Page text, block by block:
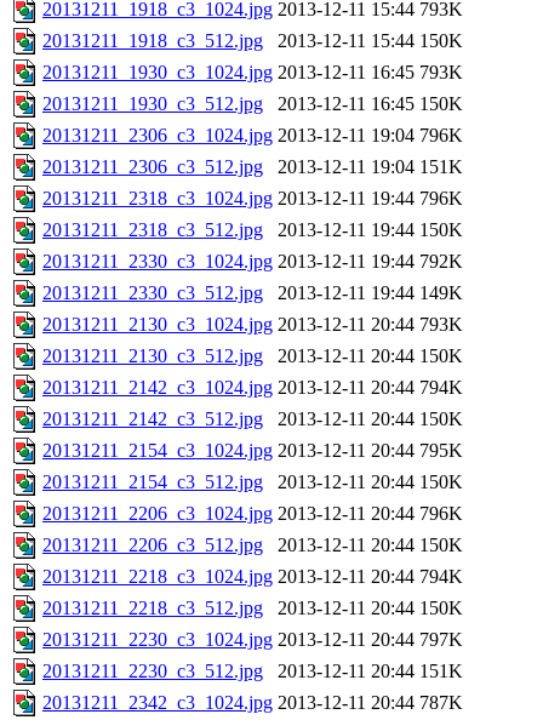
20131211_1918_c3_1024.jpg 2013-12-11 15:44 793K
20131211_1918_c3_512.jpg
2013-12-11 15:44 150K
20131211_1930_c3_1024.jpg 2013-12-11 16:45 793K
20131211_1930_c3_512.jpg
2013-12-11 16:45 150K
20131211_2306_c3_1024.jpg 2013-12-11 19:04 796K
20131211_2306_c3_512.jpg
2013-12-11 19:04 151K
20131211_2318_c3_1024.jpg 2013-12-11 19:44 796K
20131211_2318_c3_512.jpg
2013-12-11 19:44 150K
20131211_2330_c3_1024.jpg 2013-12-11 19:44 792K
20131211_2330_c3_512.jpg
2013-12-11 19:44 149K
20131211_2130_c3_1024.jpg 2013-12-11 20:44 793K
20131211_2130_c3_512.jpg
2013-12-11 20:44 150K
20131211_2142_c3_1024.jpg 2013-12-11 20:44 794K
20131211_2142_c3_512.jpg
2013-12-11 20:44 150K
20131211_2154_c3_1024.jpg 2013-12-11 20:44 795K
20131211_2154_c3_512.jpg
2013-12-11 20:44 150K
20131211_2206_c3_1024.jpg 2013-12-11 20:44 796K
20131211_2206_c3_512.jpg
2013-12-11 20:44 150K
20131211_2218_c3_1024.jpg 2013-12-11 20:44 794K
20131211_2218_c3_512.jpg
2013-12-11 20:44 150K
20131211_2230_c3_1024.jpg 2013-12-11 20:44 797K
20131211_2230_c3_512.jpg
2013-12-11 20:44 151K
20131211_2342_c3_1024.jpg 2013-12-11 20:44 787K